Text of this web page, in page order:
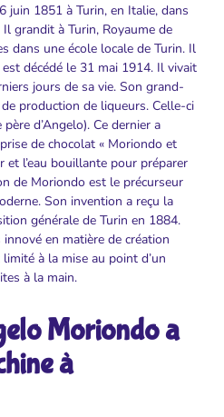
juin 1851 à Turin, en Italie, dans
grandit à Turin, Royaume de
dans une école locale de Turin. Il
décédé le 31 mai 1914. Il vivait
jours de sa vie. Son grand-
production de liqueurs. Celle-ci
d’Angelo). Ce dernier a
de chocolat « Moriondo et
et l’eau bouillante pour préparer
de Moriondo est le précurseur
Son invention a reçu la
générale de Turin en 1884.
en matière de création
limité à la mise au point d’un
à la main.
Moriondo a
à